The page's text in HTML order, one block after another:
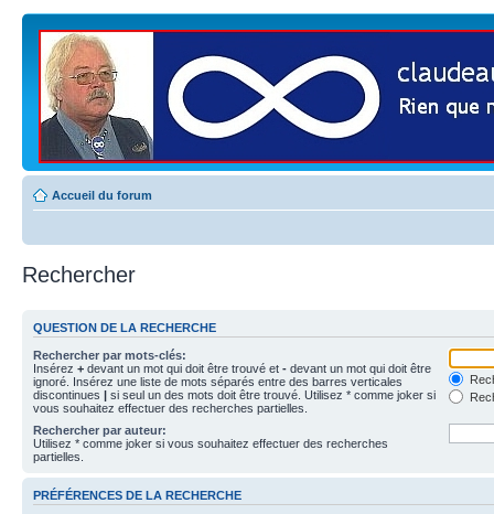
Accueil du forum
Rechercher
QUESTION DE LA RECHERCHE
Rechercher par mots-clés:
Insérez + devant un mot qui doit être trouvé et - devant un mot qui doit être
ignoré. Insérez une liste de mots séparés entre des barres verticales
discontinues | si seul un des mots doit être trouvé. Utilisez * comme joker si
vous souhaitez effectuer des recherches partielles.
Rechercher par auteur:
Utilisez * comme joker si vous souhaitez effectuer des recherches
partielles.
PRÉFÉRENCES DE LA RECHERCHE